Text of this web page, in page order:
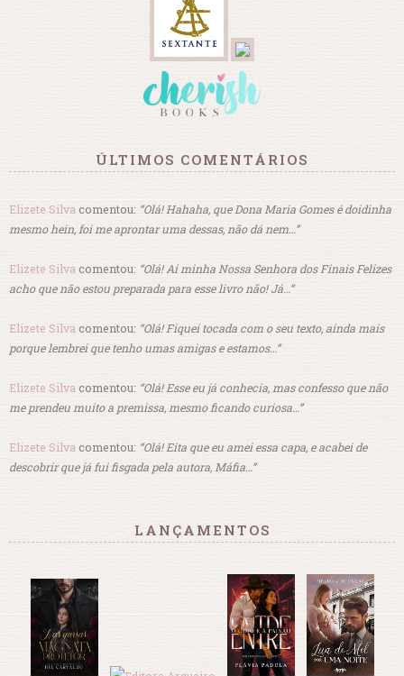
ÚLTIMOS COMENTÁRIOS
Elizete Silva comentou: “Olá! Hahaha, que Dona Maria Gomes é doidinha
mesmo hein, foi me aprontar uma dessas, não dá nem…”
Elizete Silva comentou: “Olá! Ai minha Nossa Senhora dos Finais Felizes
acho que não estou preparada para esse livro não! Já…”
Elizete Silva comentou: “Olá! Fiquei tocada com o seu texto, ainda mais
porque lembrei que tenho umas amigas e estamos…”
Elizete Silva comentou: “Olá! Esse eu já conhecia, mas confesso que não
me prendeu muito a premissa, mesmo ficando curiosa…”
Elizete Silva comentou: “Olá! Eita que eu amei essa capa, e acabei de
descobrir que já fui fisgada pela autora, Máfia…”
LANÇAMENTOS